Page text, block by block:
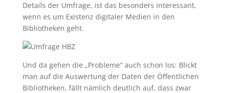
Details der Umfrage, ist das besonders interessant,
wenn es um Existenz digitaler Medien in den
Bibliotheken geht.
Und da gehen die „Probleme“ auch schon los: Blickt
man auf die Auswertung der Daten der Öffentlichen
Bibliotheken, fällt nämlich deutlich auf, dass zwar